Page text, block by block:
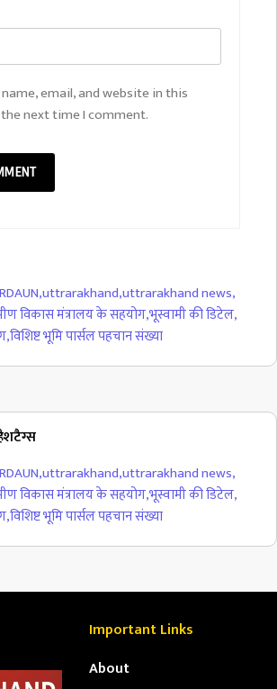
email, and website in this
next time I comment.
,uttrarakhand,uttrarakhand news,
विकास मंत्रालय के सहयोग,भूस्वामी की डिटेल,
,विशिष्ट भूमि पार्सल पहचान संख्या
,uttrarakhand,uttrarakhand news,
विकास मंत्रालय के सहयोग,भूस्वामी की डिटेल,
,विशिष्ट भूमि पार्सल पहचान संख्या
Important Links
About